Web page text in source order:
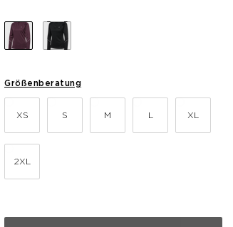
Größenberatung
XS S M L XL
2XL